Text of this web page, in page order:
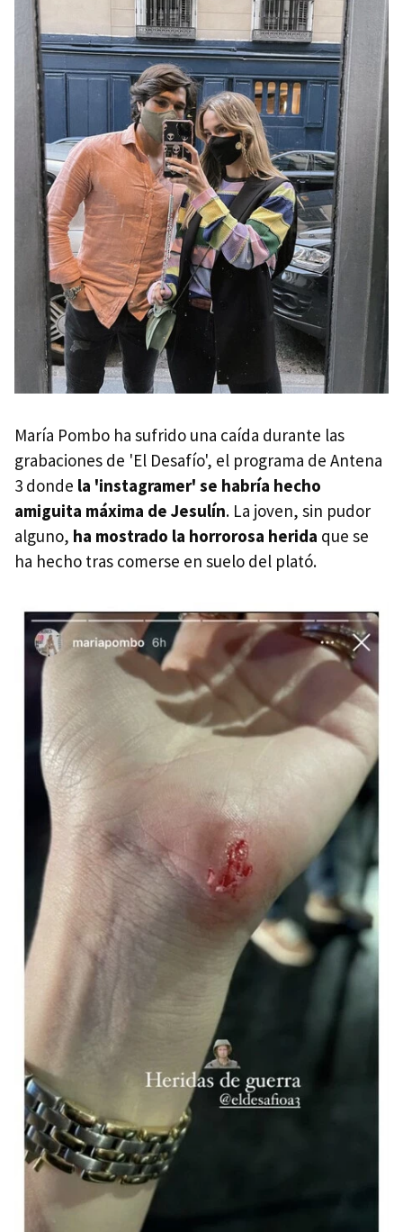
María Pombo ha sufrido una caída durante las
grabaciones de 'El Desafío', el programa de Antena
3 donde la 'instagramer' se habría hecho
amiguita máxima de Jesulín. La joven, sin pudor
alguno, ha mostrado la horrorosa herida que se
ha hecho tras comerse en suelo del plató.